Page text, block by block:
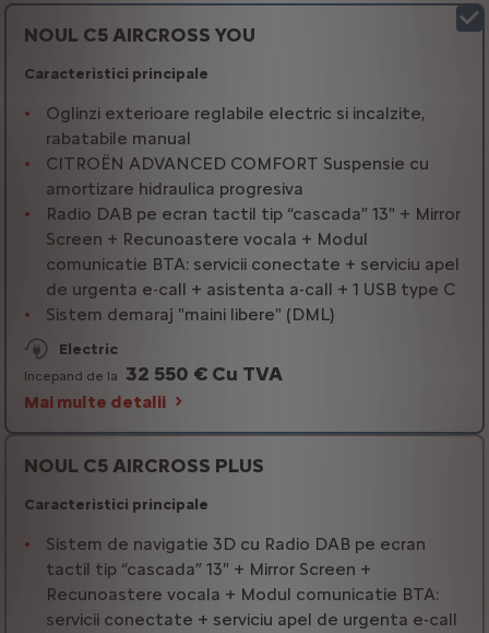
NOUL C5 AIRCROSS YOU
Caracteristici principale
Oglinzi exterioare reglabile electric si incalzite,
rabatabile manual
CITROËN ADVANCED COMFORT Suspensie cu
amortizare hidraulica progresiva
Radio DAB pe ecran tactil tip “cascada” 13" + Mirror
Screen + Recunoastere vocala + Modul
comunicatie BTA: servicii conectate + serviciu apel
de urgenta e-call + asistenta a-call + 1 USB type C
Sistem demaraj "maini libere" (DML)
Electric
Incepand de la 32 550 € Cu TVA
Mai multe detalii
NOUL C5 AIRCROSS PLUS
Caracteristici principale
Sistem de navigatie 3D cu Radio DAB pe ecran
tactil tip “cascada” 13" + Mirror Screen +
Recunoastere vocala + Modul comunicatie BTA:
servicii conectate + serviciu apel de urgenta e-call